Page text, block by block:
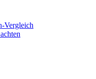
Vergleich